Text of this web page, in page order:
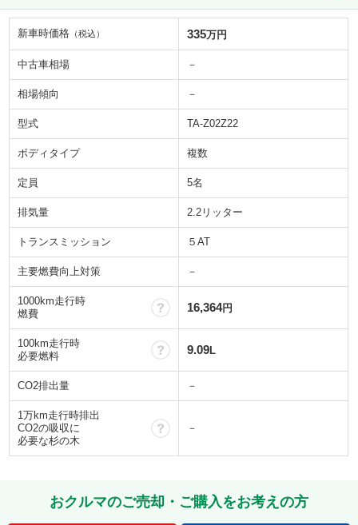
新車時価格 （税込） 335万円
中古車相場 －
相場傾向 －
型式 TA-Z02Z22
ボディタイプ 複数
定員 5名
排気量 2.2リッター
トランスミッション ５AT
主要燃費向上対策 －
1000km走行時
燃費
？16,364円
100km走行時
必要燃料
？9.09L
CO2排出量 －
1万km走行時排出
CO2の吸収に
必要な杉の木
－
おクルマのご売却・ご購入をお考えの方